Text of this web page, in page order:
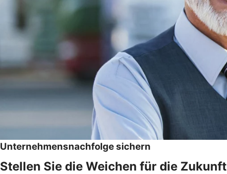
Unternehmensnachfolge sichern
Stellen Sie die Weichen für die Zukunft